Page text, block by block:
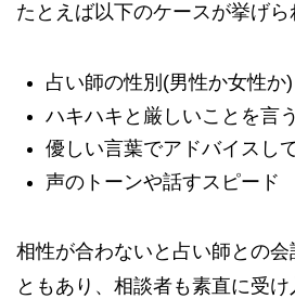
たとえば以下のケースが挙げら
占い師の性別(男性か女性か)
ハキハキと厳しいことを言
優しい言葉でアドバイスし
声のトーンや話すスピード
相性が合わないと占い師との
ともあり、相談者も素直に受